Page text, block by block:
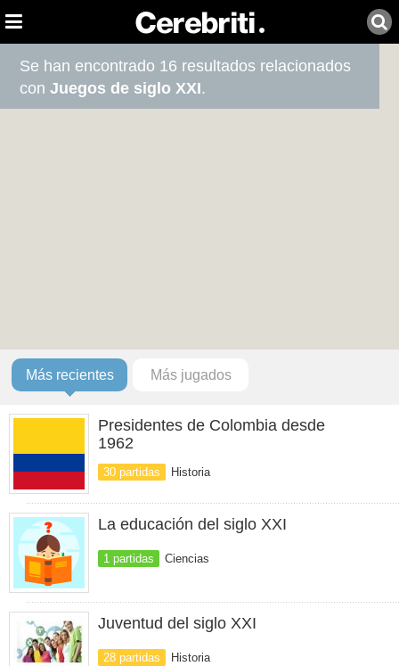
Se han encontrado 16 resultados relacionados
conJuegos de siglo XXI.
Más recientes Más jugados
Presidentes de Colombia desde
1962
30 partidas Historia
La educación del siglo XXI
1 partidas Ciencias
Juventud del siglo XXI
28 partidas Historia